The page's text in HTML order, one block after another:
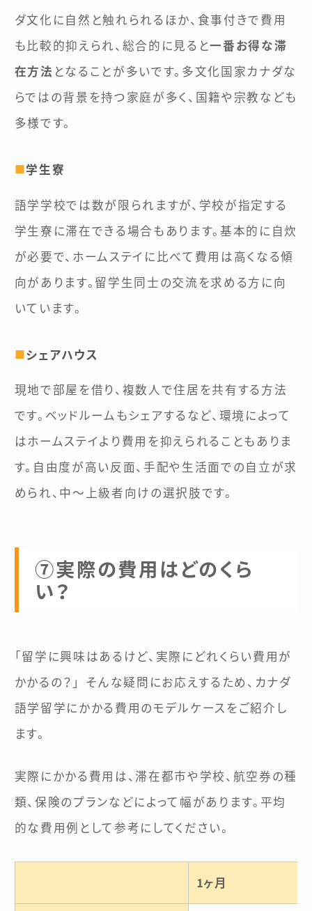
ダ文化に自然と触れられるほか、食事付きで費用
も比較的抑えられ、総合的に見ると一番お得な滞
在方法 となることが多いです。多文化国家カナダな
らではの背景を持つ家庭が多く、国籍や宗教なども
多様です。
■学生寮
語学学校では数が限られますが、学校が指定する
学生寮に滞在できる場合もあります。基本的に自炊
が必要で、ホームステイに比べて費用は高くなる傾
向があります。留学生同士の交流を求める方に向
いています。
■シェアハウス
現地で部屋を借り、複数人で住居を共有する方法
です。ベッドルームもシェアするなど、環境によって
はホームステイより費用を抑えられることもありま
す。自由度が高い反面、手配や生活面での自立が求
められ、中〜上級者向けの選択肢です。
⑦実際の費用はどのくら
い？
「留学に興味はあるけど、実際にどれくらい費用が
かかるの？」 そんな疑問にお応えするため、カナダ
語学留学にかかる費用のモデルケースをご紹介し
ます。
実際にかかる費用は、滞在都市や学校、航空券の種
類、保険のプランなどによって幅があります。平均
的な費用例として参考にしてください。
1ヶ月